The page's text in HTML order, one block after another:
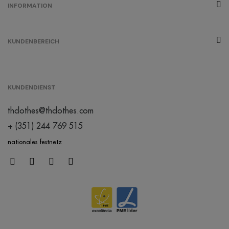
INFORMATION
KUNDENBEREICH
KUNDENDIENST
thclothes@thclothes.com
+ (351) 244 769 515
nationales festnetz